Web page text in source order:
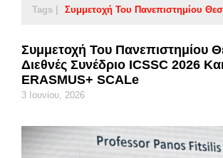
Tags | Συμμετοχή Του Πανεπιστημίου
Συμμετοχή Του Πανεπιστημίου
Διεθνές Συνέδριο ICSSC 2026
ERASMUS+ SCALe
3 Ιουνίου, 2026